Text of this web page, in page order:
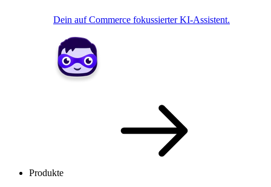
Dein auf Commerce fokussierter KI-Assistent.
Produkte